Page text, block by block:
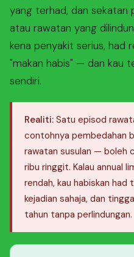
yang terhad, dan sekatan
atau rawatan yang
kena penyakit serius, had
"makan habis" — dan kau
sendiri.
Realiti: Satu episod
contohnya pembedahan
rawatan susulan — boleh
ribu ringgit. Kalau annual
rendah, kau habiskan had
kejadian sahaja, dan
tahun tanpa perlindungan.